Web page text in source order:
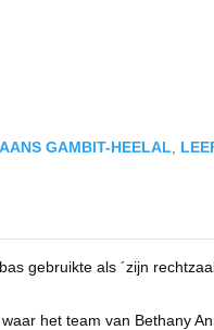
GAMBIT-HEELAL
gebruikte als ´zijn
het team van Bethany